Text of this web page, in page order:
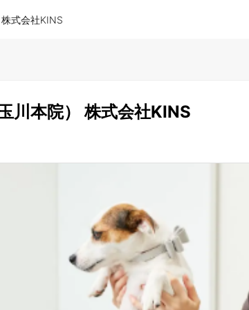
式会社KINS
川本院） 株式会社KINS